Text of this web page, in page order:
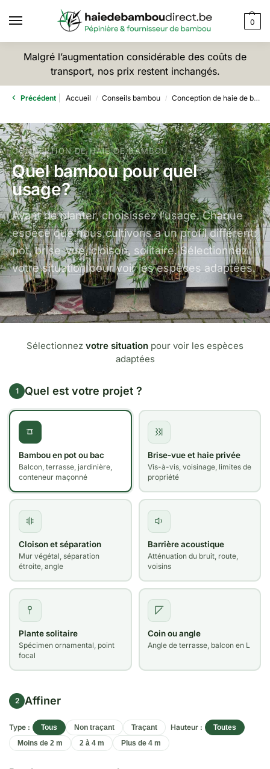
0
Malgré l’augmentation considérable des coûts de
transport, nos prix restent inchangés.
Précédent Accueil / Conseils bambou / Conception de haie de bambou
CONCEPTION DE HAIE DE BAMBOU
Quel bambou pour quel
usage?
Avant de planter, choisissez l’usage. Chaque
espèce que nous cultivons a un profil différent:
pot, brise-vue, cloison, solitaire. Sélectionnez
votre situation pour voir les espèces adaptées.
Sélectionnez votre situation pour voir les espèces
adaptées
1 Quel est votre projet ?
Bambou en pot ou bac
Balcon, terrasse, jardinière,
conteneur maçonné
Brise-vue et haie privée
Vis-à-vis, voisinage, limites de
propriété
Cloison et séparation
Mur végétal, séparation
étroite, angle
Barrière acoustique
Atténuation du bruit, route,
voisins
Plante solitaire
Spécimen ornamental, point
focal
Coin ou angle
Angle de terrasse, balcon en L
2 Affiner
Type : Tous Non traçant Traçant Hauteur :
Toutes
Moins de 2 m
2 à 4 m Plus de 4 m